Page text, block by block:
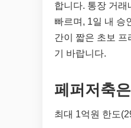
합니다. 통장 거
빠르며, 1일 내 승
간이 짧은 초보 프
기 바랍니다.
페퍼저축
최대 1억원 한도